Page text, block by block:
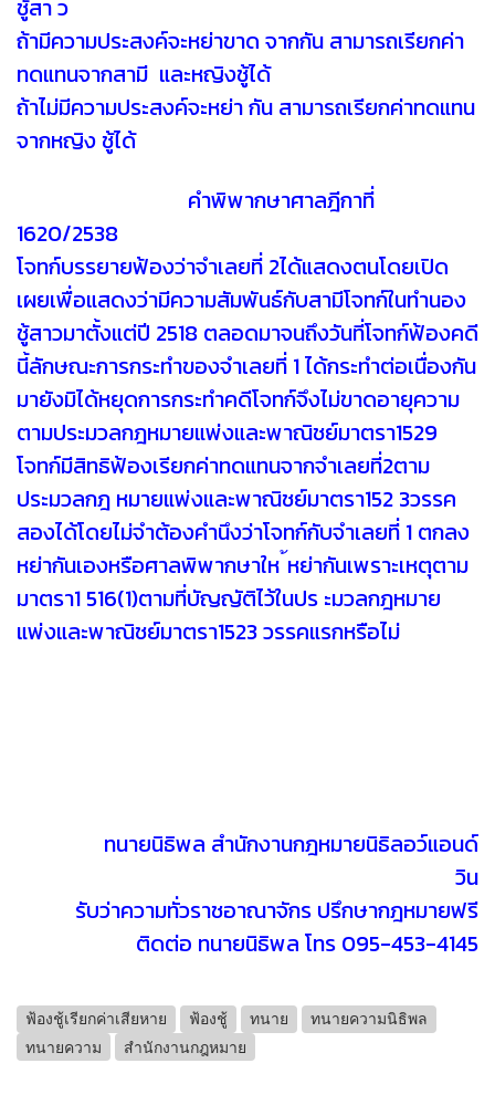
ชู้สา ว
ถ้ามีความประสงค์จะหย่าขาด จากกัน สามารถเรียกค่า
ทดแทนจากสามี และหญิงชู้ได้
ถ้าไม่มีความประสงค์จะหย่า กัน สามารถเรียกค่าทดแทน
จากหญิง ชู้ได้
คำพิพากษาศาลฎีกาที่
1620/2538
โจทก์บรรยายฟ้องว่าจำเลยที่ 2ได้แสดงตนโดยเปิด
เผยเพื่อแสดงว่ามีความสัมพันธ์กับสามีโจทก์ในทำนอง
ชู้สาวมาตั้งแต่ปี 2518 ตลอดมาจนถึงวันที่โจทก์ฟ้องคดี
นี้ลักษณะการกระทำของจำเลยที่ 1 ได้กระทำต่อเนื่องกัน
มายังมิได้หยุดการกระทำคดีโจทก์จึงไม่ขาดอายุความ
ตามประมวลกฎหมายแพ่งและพาณิชย์มาตรา1529
โจทก์มีสิทธิฟ้องเรียกค่าทดแทนจากจำเลยที่2ตาม
ประมวลกฎ หมายแพ่งและพาณิชย์มาตรา152 3วรรค
สองได้โดยไม่จำต้องคำนึงว่าโจทก์กับจำเลยที่ 1 ตกลง
หย่ากันเองหรือศาลพิพากษาให ้หย่ากันเพราะเหตุตาม
มาตรา1 516(1)ตามที่บัญญัติไว้ในปร ะมวลกฎหมาย
แพ่งและพาณิชย์มาตรา1523 วรรคแรกหรือไม่
ทนายนิธิพล สำนักงานกฎหมายนิธิลอว์แอนด์
วิน
รับว่าความทั่วราชอาณาจักร ปรึกษากฎหมายฟรี
ติดต่อ ทนายนิธิพล โทร 095-453-4145
ฟ้องชู้เรียกค่าเสียหาย ฟ้องชู้ ทนาย
ทนายความนิธิพล
ทนายความ
สำนักงานกฎหมาย